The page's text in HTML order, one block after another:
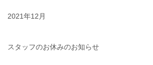
2021年12月
スタッフのお休みのお知らせ